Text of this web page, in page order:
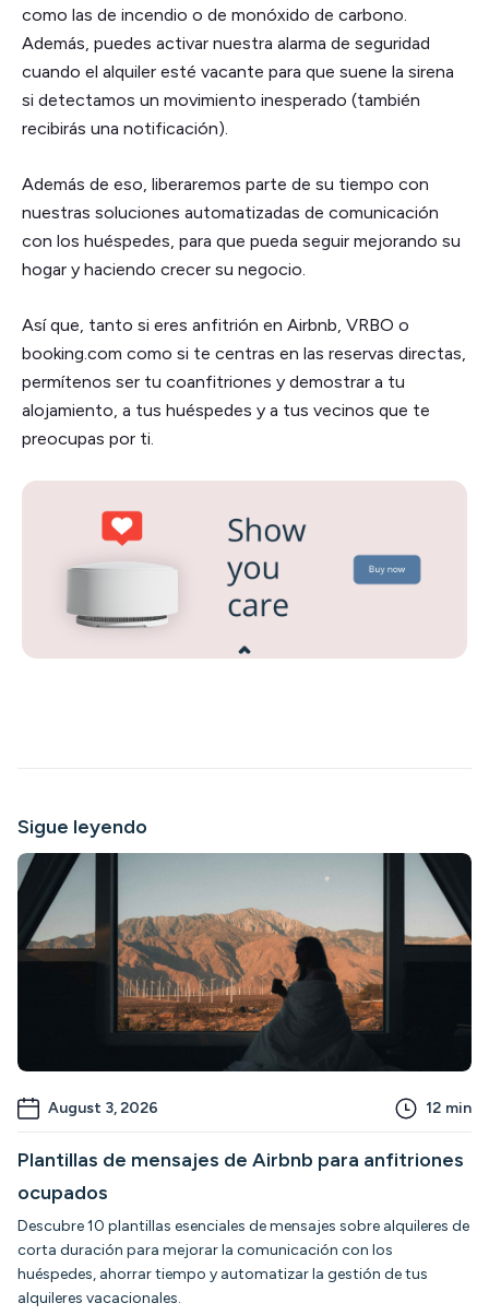
como las de incendio o de monóxido de carbono.
Además, puedes activar nuestra alarma de seguridad
cuando el alquiler esté vacante para que suene la sirena
si detectamos un movimiento inesperado (también
recibirás una notificación).
Además de eso, liberaremos parte de su tiempo con
nuestras soluciones automatizadas de comunicación
con los huéspedes, para que pueda seguir mejorando su
hogar y haciendo crecer su negocio.
Así que, tanto si eres anfitrión en Airbnb, VRBO o
booking.com como si te centras en las reservas directas,
permítenos ser tu coanfitriones y demostrar a tu
alojamiento, a tus huéspedes y a tus vecinos que te
preocupas por ti.
Sigue leyendo
August 3, 2026 12 min
Plantillas de mensajes de Airbnb para anfitriones
ocupados
Descubre 10 plantillas esenciales de mensajes sobre alquileres de
corta duración para mejorar la comunicación con los
huéspedes, ahorrar tiempo y automatizar la gestión de tus
alquileres vacacionales.